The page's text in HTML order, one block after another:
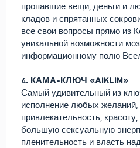
пропавшие вещи, деньги и
кладов и спрятанных
все свои вопросы прямо из
уникальной возможности
информационному полю
4. КАМА-КЛЮЧ «AIKLIM»
Самый удивительный из
исполнение любых
привлекательность,
большую сексуальную
пленительность и власть